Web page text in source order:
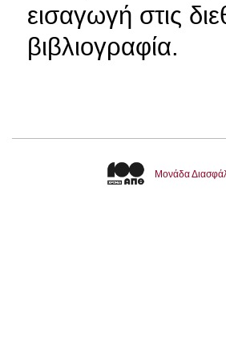
εισαγωγή στις
βιβλιογραφία.
Μονάδα